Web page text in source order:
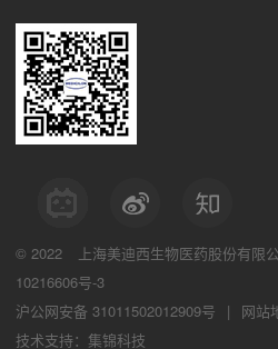
© 2022 上海美迪西生物医药股份有限
10216606号-3
沪公网安备 31011502012909号
|
网站
技术支持：集锦科技